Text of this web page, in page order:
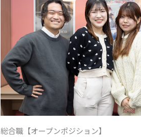
総合職【オープンポジション】